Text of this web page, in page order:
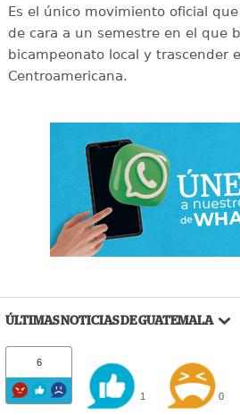
Es el único movimiento oficial
de cara a un semestre en el que
bicampeonato local y trascender
Centroamericana.
ÚLTIMAS NOTICIAS DE GUATEMALA
6
1 0